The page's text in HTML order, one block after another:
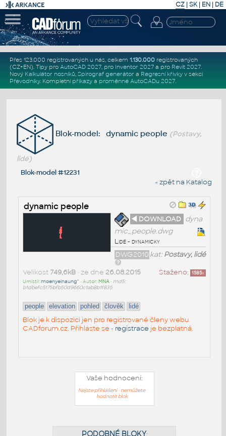
CZ | SK| EN | DE
Přes 123.000 registrovaných u nás, celkem 1.130.000registrovaných
(CZ+EN). Tipy pro AutoCAD 2027, pro Inventor 2027a pro Revit 2027.
Nový Kalkulátor nosníků, Spirograf generátor a Regresní křivkyv sekci
Převodníky. Kompletní příkazya proměnné AutoCADu 2027.
Blok-model: dynamic people (Postavy,
lidé)
Blok-model #12231
« zpět na Katalog
dynamic people
◄ DOWNLOAD dyna
mic_people.dwg
Lidé - dynamicky
kat:Postavy, lidé
DWG2010
Staženo: 1585x
Velikost 749,6kB• ze dne 26.08.2015
Umístil:moenyeinaung^ • Autor: MNA• md5:
b1dbefc5175bfb50d9660c1ab8b1f835
people elevation pohled člověk lidé
Blok je k dispozici jen pro registrované členy webu
CADforum.cz. Přihlaste se - registrace je bezplatná.
Vaše hodnocení:
Nejste přihlášeni - nemůžete
hodnotit blok